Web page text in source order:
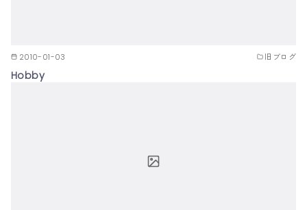
2010-01-03 旧ブログ
Hobby